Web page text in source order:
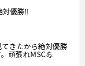
対優勝‼︎
きたから絶対優勝
頑張れMSC💪